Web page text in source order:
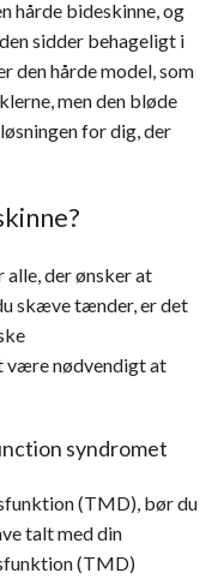
hårde bideskinne, og
sidder behageligt i
den hårde model, som
men den bløde
for dig, der
der ønsker at
skæve tænder, er det
være nødvendigt at
syndromet
(TMD), bør du
talt med din
(TMD)